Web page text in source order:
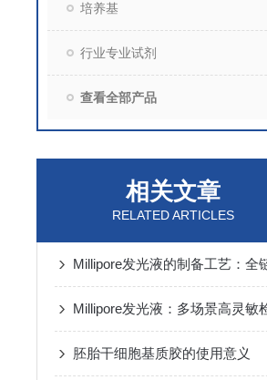
培养基
行业专业试剂
查看全部产品
相关文章
RELATED ARTICLES
胚胎干细胞基质胶的使用意义